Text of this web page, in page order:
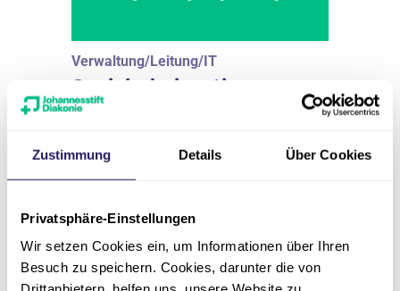
Zustimmung Details Über Cookies
Privatsphäre-Einstellungen
Wir setzen Cookies ein, um Informationen über Ihren
Besuch zu speichern. Cookies, darunter die von
Verwaltung/Leitung/IT
Sozialarbeiter *in
nächstmöglich
Stellenumfang
Arbeitsort
Berlin Mitte